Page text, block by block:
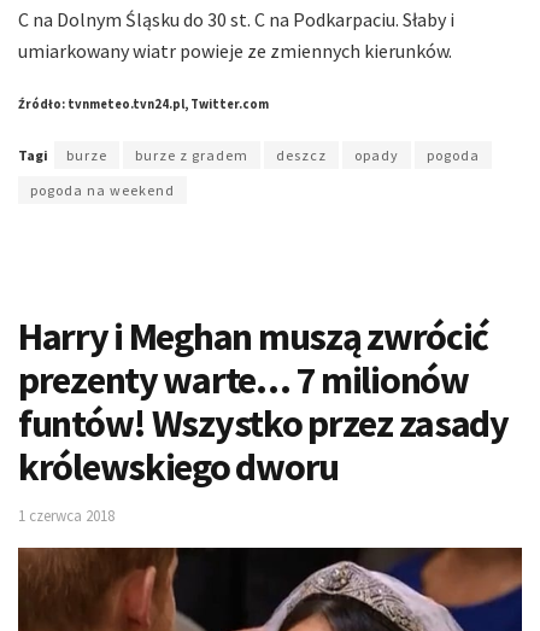
C na Dolnym Śląsku do 30 st. C na Podkarpaciu. Słaby i
umiarkowany wiatr powieje ze zmiennych kierunków.
Źródło: tvnmeteo.tvn24.pl, Twitter.com
Tagi burze burze z gradem deszcz opady
pogoda
pogoda na weekend
Harry i Meghan muszą zwrócić
prezenty warte… 7 milionów
funtów! Wszystko przez zasady
królewskiego dworu
1 czerwca 2018